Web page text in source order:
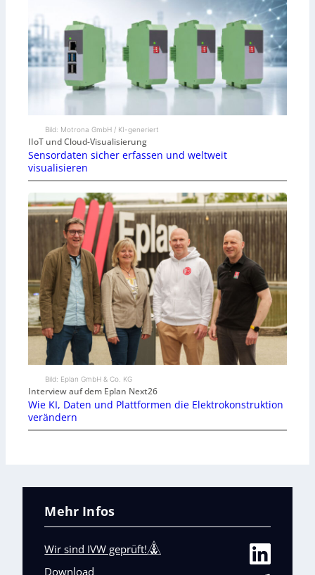
Bild: Motrona GmbH / KI-generiert
IIoT und Cloud-Visualisierung
Sensordaten sicher erfassen und weltweit
visualisieren
Bild: Eplan GmbH & Co. KG
Interview auf dem Eplan Next26
Wie KI, Daten und Plattformen die Elektrokonstruktion
verändern
Mehr Infos
Wir sind IVW geprüft!
Download